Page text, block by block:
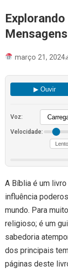
março 21, 2024
▶ Ouvir
Voz:
Velocidade:
Lento
A Bíblia é um
influência
mundo. Para
religioso; é um
sabedoria
dos principais
páginas deste